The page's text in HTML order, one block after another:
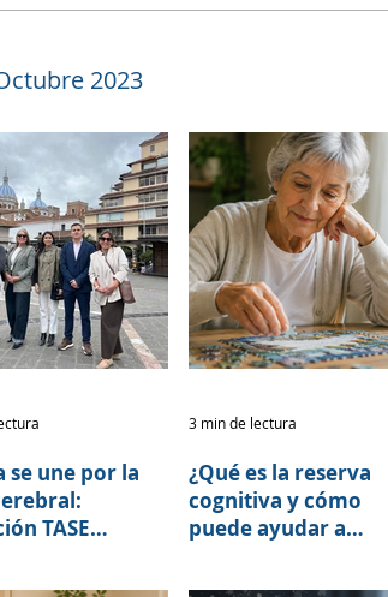
2023
se une por la
TASE
por el
¿Qué es la reserva
cognitiva y cómo
puede ayudar a
del Alzheimer?
3 min de lectura